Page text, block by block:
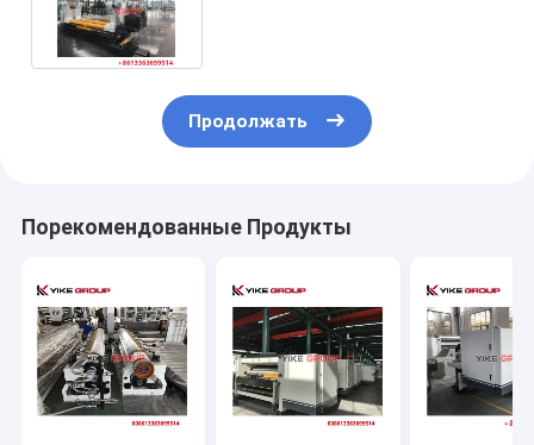
Продолжать
Порекомендованные Продукты